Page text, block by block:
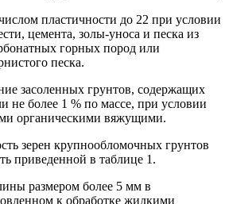
пластичности до 22 при условии
цемента, золы-уноса и песка из
горных пород или
песка.
засоленных грунтов, содержащих
не более 1 % по массе, при условии
органическими вяжущими.
зерен крупнообломочных грунтов
приведенной в таблице 1.
размером более 5 мм в
к обработке жидкими